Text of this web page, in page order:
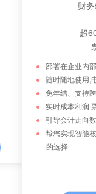
财
超
● 部署在企业内
● 随时随地使用,
● 免年结、支持
● 实时成本利润
●
引导会计走向
● 帮您实现智能
的选择